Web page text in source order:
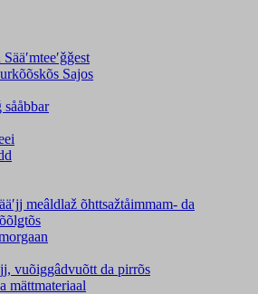
Sajos
sååbbar
meâldlaž õhttsažtåimmam- da
vuõiggâdvuõtt da pirrõs
mättmateriaal